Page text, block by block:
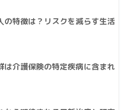
の特徴は？リスクを減らす生活
は介護保険の特定疾病に含まれ